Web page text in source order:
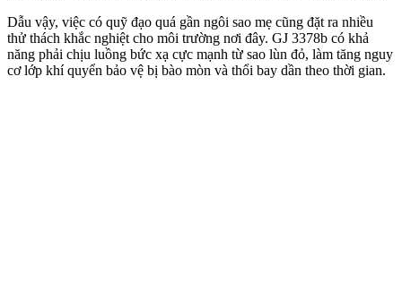
Dẫu vậy, việc có quỹ đạo quá gần ngôi sao mẹ cũng đặt ra nhiều
thử thách khắc nghiệt cho môi trường nơi đây. GJ 3378b có khả
năng phải chịu luồng bức xạ cực mạnh từ sao lùn đỏ, làm tăng nguy
cơ lớp khí quyển bảo vệ bị bào mòn và thổi bay dần theo thời gian.